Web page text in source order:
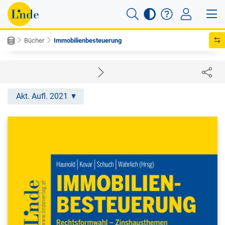
Bücher Immobilienbesteuerung
Akt. Aufl. 2021